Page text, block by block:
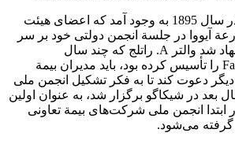
ایدة یک سازمان ملی در سال 1895 به وجود آمد که اعضای هیئت
آیووا در جلسة انجمن دولتی خود بر سر
یک میز نشستند و پیشنهاد شد والتر A. راتلج که چند سال
پیش Farmer Mutual Hail را تأسیس کرده بود، باید مدیران بیمة
دیگر دعوت کند تا به فکر تشکیل انجمن ملی
بعد در شیکاگو برگزار شد، به عنوان اولین
ابتدا انجمن ملی شرکت‌های بیمة تعاونی
گرفته می‌شود.